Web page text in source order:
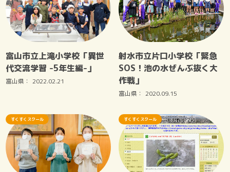
富山市立上滝小学校「異世
代交流学習 -5年生編-」
富山県： 2022.02.21
射水市立片口小学校「緊急
SOS！池の水ぜんぶ抜く大
作戦」
富山県： 2020.09.15
すくすくスクール すくすくスクール